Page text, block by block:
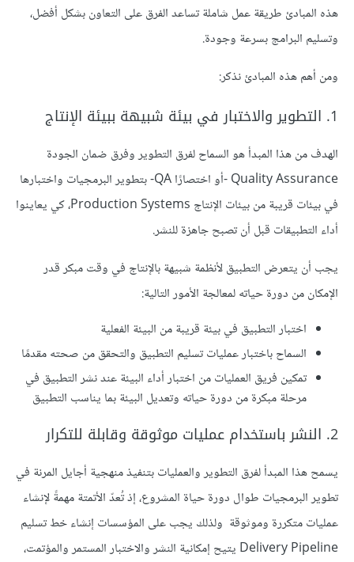
هذه المبادئ طريقة عمل شاملة تساعد الفرق على التعاون بشكل أفضل،
وتسليم البرامج بسرعة وجودة.
ومن أهم هذه المبادئ نذكر:
1. التطوير والاختبار في بيئة شبيهة ببيئة الإنتاج
الهدف من هذا المبدأ هو السماح لفرق التطوير وفرق ضمان الجودة
Quality Assurance -أو اختصارًا QA- بتطوير البرمجيات واختبارها
في بيئات قريبة من بيئات الإنتاج Production Systems، كي يعاينوا
أداء التطبيقات قبل أن تصبح جاهزة للنشر.
يجب أن يتعرض التطبيق لأنظمة شبيهة بالإنتاج في وقت مبكر قدر
الإمكان من دورة حياته لمعالجة الأمور التالية:
اختبار التطبيق في بيئة قريبة من البيئة الفعلية
السماح باختبار عمليات تسليم التطبيق والتحقق من صحته مقدمًا
تمكين فريق العمليات من اختبار أداء البيئة عند نشر التطبيق في
مرحلة مبكرة من دورة حياته وتعديل البيئة بما يناسب التطبيق
2. النشر باستخدام عمليات موثوقة وقابلة للتكرار
يسمح هذا المبدأ لفرق التطوير والعمليات بتنفيذ منهجية أجايل المرنة في
تطوير البرمجيات طوال دورة حياة المشروع، إذ تُعدّ الأتمتة مهمةً لإنشاء
عمليات متكررة وموثوقة ولذلك يجب على المؤسسات إنشاء خط تسليم
Delivery Pipeline يتيح إمكانية النشر والاختبار المستمر والمؤتمت،